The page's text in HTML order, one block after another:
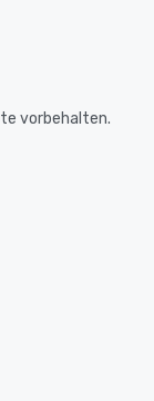
vorbehalten.